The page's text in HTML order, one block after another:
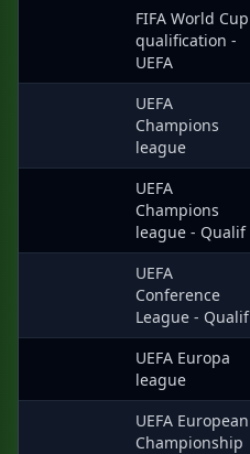
FIFA World Cup
qualification -
UEFA
UEFA
Champions
league
UEFA
Champions
league - Qualif
UEFA
Conference
League - Qualif
UEFA Europa
league
UEFA European
Championship